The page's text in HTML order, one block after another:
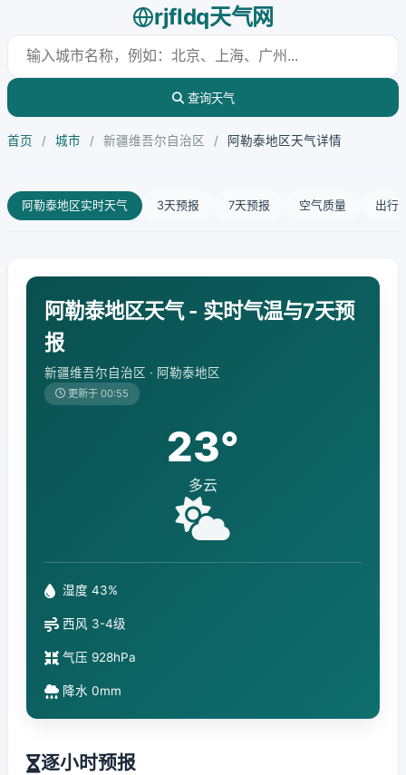
rjfldq天气网
查询天气
首页 / 城市 / 新疆维吾尔自治区 / 阿勒泰地区天气详情
阿勒泰地区实时天气 3天预报 7天预报 空气质量 出行
阿勒泰地区天气 - 实时气温与7天预
报
新疆维吾尔自治区 · 阿勒泰地区
更新于 00:55
23°
多云
湿度 43%
西风 3-4级
气压 928hPa
降水 0mm
逐小时预报